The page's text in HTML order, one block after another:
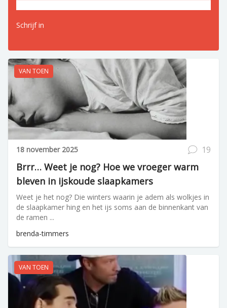
VAN TOEN
18 november 2025 19
Brrr… Weet je nog? Hoe we vroeger warm
bleven in ijskoude slaapkamers
Weet je het nog? Die winters waarin je adem als wolkjes in
de slaapkamer hing en het ijs soms aan de binnenkant van
de ramen ...
brenda-timmers
VAN TOEN